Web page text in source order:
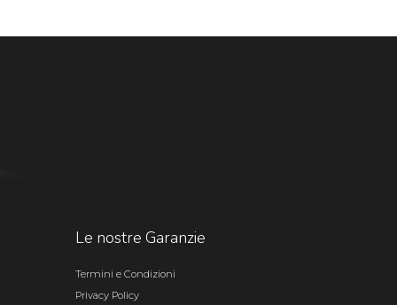
Le nostre Garanzie
Termini e Condizioni
Privacy Policy